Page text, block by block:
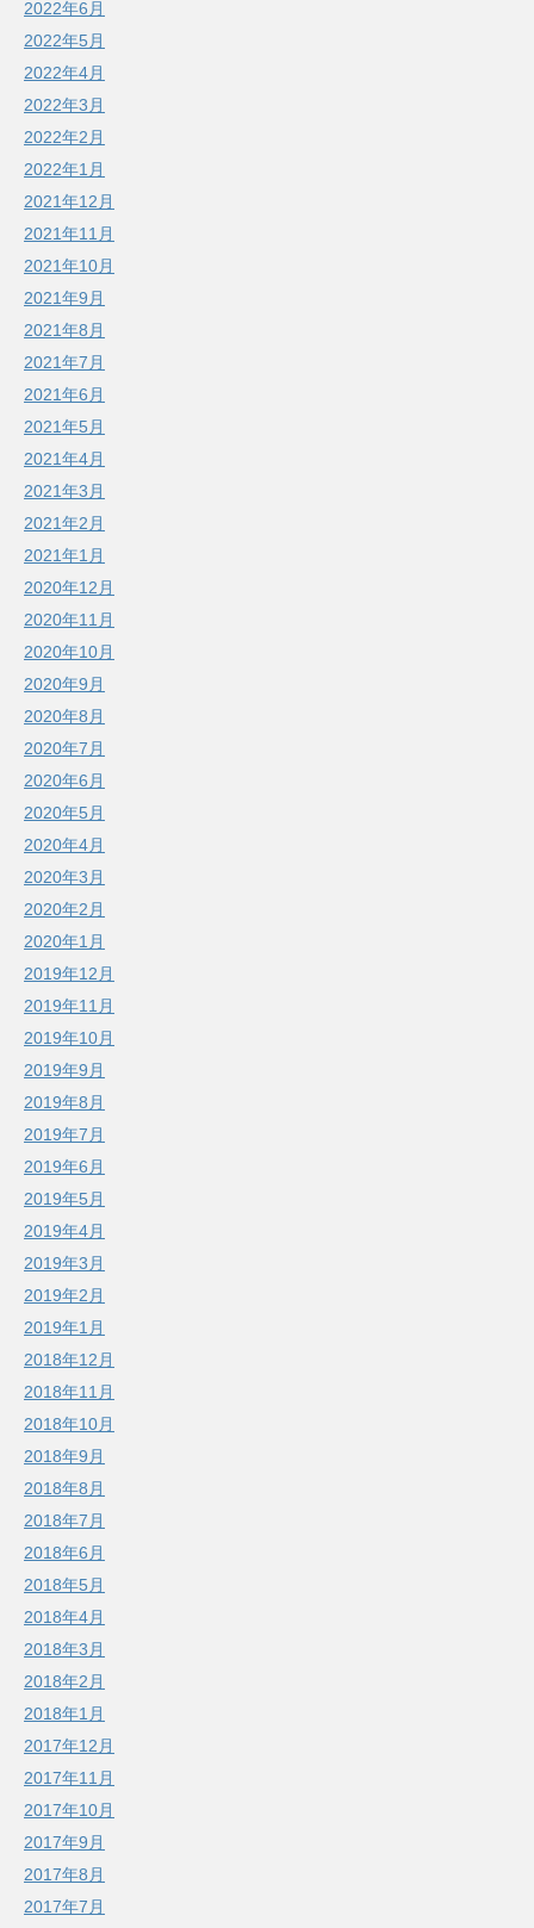
2022年6月
2022年5月
2022年4月
2022年3月
2022年2月
2022年1月
2021年12月
2021年11月
2021年10月
2021年9月
2021年8月
2021年7月
2021年6月
2021年5月
2021年4月
2021年3月
2021年2月
2021年1月
2020年12月
2020年11月
2020年10月
2020年9月
2020年8月
2020年7月
2020年6月
2020年5月
2020年4月
2020年3月
2020年2月
2020年1月
2019年12月
2019年11月
2019年10月
2019年9月
2019年8月
2019年7月
2019年6月
2019年5月
2019年4月
2019年3月
2019年2月
2019年1月
2018年12月
2018年11月
2018年10月
2018年9月
2018年8月
2018年7月
2018年6月
2018年5月
2018年4月
2018年3月
2018年2月
2018年1月
2017年12月
2017年11月
2017年10月
2017年9月
2017年8月
2017年7月